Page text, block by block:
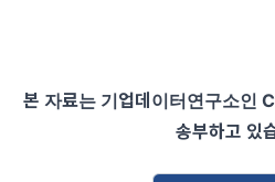
본 자료는 기업데이터연구소인
송부하고 있